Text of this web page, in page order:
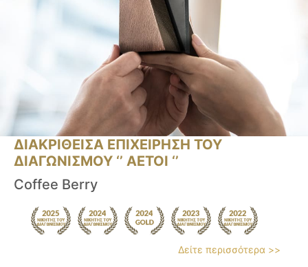
ΔΙΑΚΡΙΘΕΙΣΑ ΕΠΙΧΕΙΡΗΣΗ ΤΟΥ
ΔΙΑΓΩΝΙΣΜΟΥ ‘’ ΑΕΤΟΙ ‘’
Coffee Berry
Δείτε περισσότερα >>